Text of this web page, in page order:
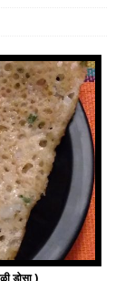
डोसा )